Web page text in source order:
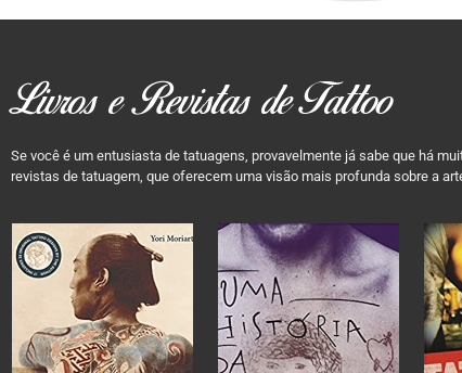
Livros e Revistas de Tattoo
Se você é um entusiasta de tatuagens, provavelmente já sabe que há
revistas de tatuagem, que oferecem uma visão mais profunda sobre a